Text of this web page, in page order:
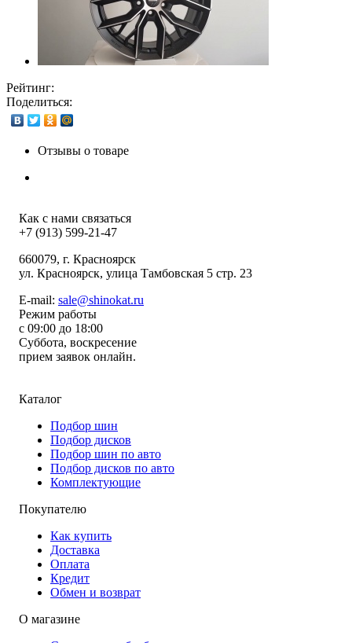
Рейтинг:
Поделиться:
Отзывы о товаре
Как с нами связаться
+7 (913) 599-21-47
660079, г. Красноярск
ул. Красноярск, улица Тамбовская 5 стр. 23
E-mail: sale@shinokat.ru
Режим работы
с 09:00 до 18:00
Суббота, воскресение
прием заявок онлайн.
Каталог
Подбор шин
Подбор дисков
Подбор шин по авто
Подбор дисков по авто
Комплектующие
Покупателю
Как купить
Доставка
Оплата
Кредит
Обмен и возврат
О магазине